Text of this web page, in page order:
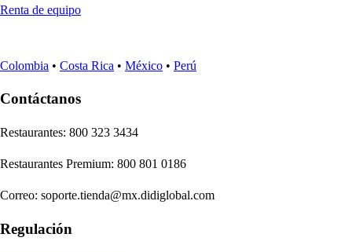
Renta de equipo
Colombia • Costa Rica • México • Perú
Contáctanos
Restaurantes: 800 323 3434
Restaurantes Premium: 800 801 0186
Correo: soporte.tienda@mx.didiglobal.com
Regulación